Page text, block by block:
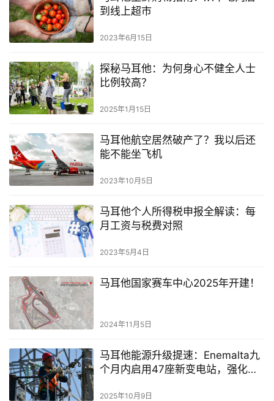
首
旅
游
攻
生
活
南
马
耳
移
民
留
学
教
育
到线上超市
2023年6月15日
探秘马耳他：为何身心不健全人士
比例较高？
2025年1月15日
马耳他航空居然破产了？我以后还
能不能坐飞机
2023年10月5日
马耳他个人所得税申报全解读：每
月工资与税费对照
2023年5月4日
马耳他国家赛车中心2025年开建！
2024年11月5日
马耳他能源升级提速：Enemalta九
个月内启用47座新变电站，强化全
2025年10月9日